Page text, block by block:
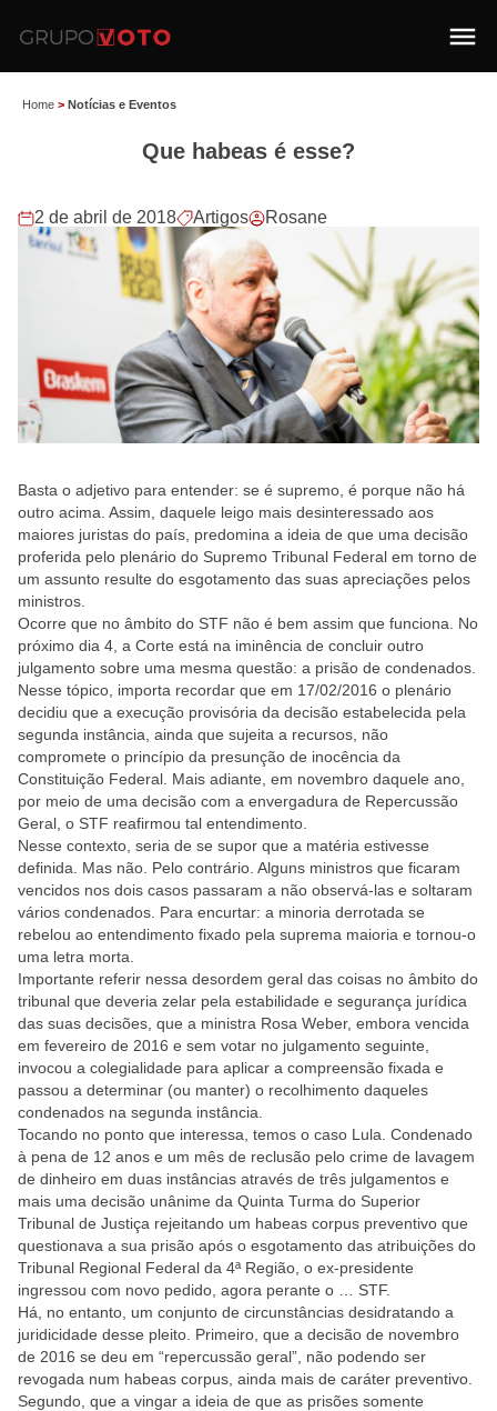
Home > Notícias e Eventos
Que habeas é esse?
2 de abril de 2018 Artigos Rosane
Basta o adjetivo para entender: se é supremo, é porque não há
outro acima. Assim, daquele leigo mais desinteressado aos
maiores juristas do país, predomina a ideia de que uma decisão
proferida pelo plenário do Supremo Tribunal Federal em torno de
um assunto resulte do esgotamento das suas apreciações pelos
ministros.
Ocorre que no âmbito do STF não é bem assim que funciona. No
próximo dia 4, a Corte está na iminência de concluir outro
julgamento sobre uma mesma questão: a prisão de condenados.
Nesse tópico, importa recordar que em 17/02/2016 o plenário
decidiu que a execução provisória da decisão estabelecida pela
segunda instância, ainda que sujeita a recursos, não
compromete o princípio da presunção de inocência da
Constituição Federal. Mais adiante, em novembro daquele ano,
por meio de uma decisão com a envergadura de Repercussão
Geral, o STF reafirmou tal entendimento.
Nesse contexto, seria de se supor que a matéria estivesse
definida. Mas não. Pelo contrário. Alguns ministros que ficaram
vencidos nos dois casos passaram a não observá-las e soltaram
vários condenados. Para encurtar: a minoria derrotada se
rebelou ao entendimento fixado pela suprema maioria e tornou-o
uma letra morta.
Importante referir nessa desordem geral das coisas no âmbito do
tribunal que deveria zelar pela estabilidade e segurança jurídica
das suas decisões, que a ministra Rosa Weber, embora vencida
em fevereiro de 2016 e sem votar no julgamento seguinte,
invocou a colegialidade para aplicar a compreensão fixada e
passou a determinar (ou manter) o recolhimento daqueles
condenados na segunda instância.
Tocando no ponto que interessa, temos o caso Lula. Condenado
à pena de 12 anos e um mês de reclusão pelo crime de lavagem
de dinheiro em duas instâncias através de três julgamentos e
mais uma decisão unânime da Quinta Turma do Superior
Tribunal de Justiça rejeitando um habeas corpus preventivo que
questionava a sua prisão após o esgotamento das atribuições do
Tribunal Regional Federal da 4ª Região, o ex-presidente
ingressou com novo pedido, agora perante o … STF.
Há, no entanto, um conjunto de circunstâncias desidratando a
juridicidade desse pleito. Primeiro, que a decisão de novembro
de 2016 se deu em “repercussão geral”, não podendo ser
revogada num habeas corpus, ainda mais de caráter preventivo.
Segundo, que a vingar a ideia de que as prisões somente